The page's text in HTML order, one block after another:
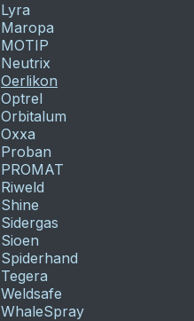
Lyra
Maropa
MOTIP
Neutrix
Oerlikon
Optrel
Orbitalum
Oxxa
Proban
PROMAT
Riweld
Shine
Sidergas
Sioen
Spiderhand
Tegera
Weldsafe
WhaleSpray